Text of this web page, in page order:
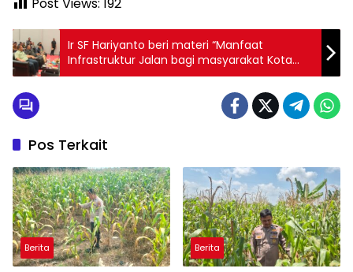
Ir SF Hariyanto beri materi “Manfaat
Infrastruktur Jalan bagi masyarakat Kota
dan Desa” yang diadakan oleh Aliansi
Pos Terkait
Berita Berita